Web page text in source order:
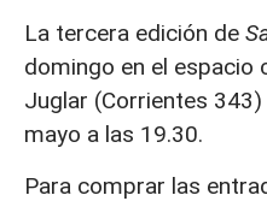
La tercera edición de
domingo en el espacio
Juglar (Corrientes
mayo a las 19.30.
Para comprar las